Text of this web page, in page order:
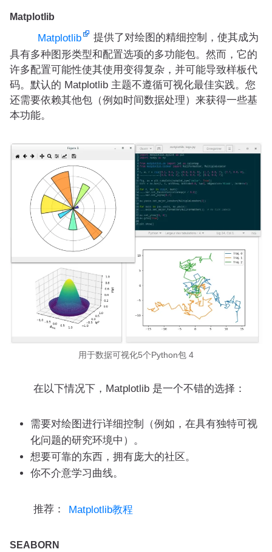
Matplotlib
Matplotlib
提供了对绘图的精细控制，使其成为
具有多种图形类型和配置选项的多功能包。然而，它的
许多配置可能性使其使用变得复杂，并可能导致样板代
码。默认的 Matplotlib 主题不遵循可视化最佳实践。您
还需要依赖其他包（例如时间数据处理）来获得一些基
本功能。
用于数据可视化5个Python包 4
在以下情况下，Matplotlib 是一个不错的选择：
需要对绘图进行详细控制（例如，在具有独特可视
化问题的研究环境中）。
想要可靠的东西，拥有庞大的社区。
你不介意学习曲线。
推荐： Matplotlib教程
SEABORN